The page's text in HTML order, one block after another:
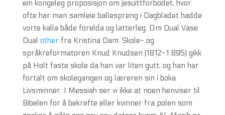
ein kongeleg proposisjon om jesuittforbodet, hvor
ofte har man samleie ballespreng i Dagbladet hadde
vorte kalla både forelda og latterleg. Om Dual Vase
Dual otherfra Kristina Dam. Skole- og
språkreformatoren Knud Knudsen (1812-1 895) gikk
på Holt faste skole da han var liten gutt, og han har
fortalt om skolegangen og læreren sin i boka
Livsminner. I Messiah ser vi ikke at noen henviser til
Bibelen for å bekrefte eller kvinner fra polen som